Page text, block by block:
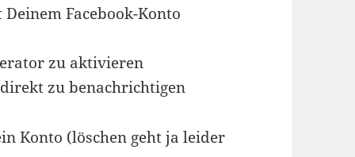
Facebook-Konto
zu aktivieren
zu benachrichtigen
Konto (löschen geht ja leider